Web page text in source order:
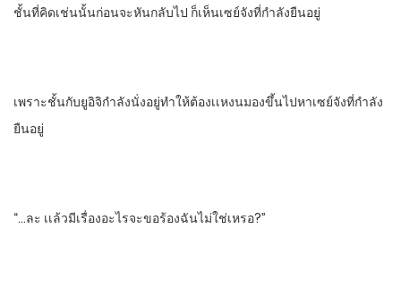
ชั้นที่คิดเช่นนั้นก่อนจะหันกลับไป ก็เห็นเซย์จังที่กําลังยืนอยู่
เพราะชั้นกับยูอิจิกําลังนั่งอยู่ทําให้ต้องเเหงนมองขึ้นไปหาเซย์จังที่กําลัง
ยืนอยู่
“…ละ​ เเล้วมีเรื่องอะไรจะขอร้องฉันไม่ใช่เหรอ?”